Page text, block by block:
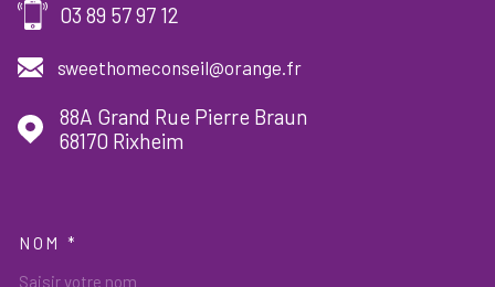
03 89 57 97 12
sweethomeconseil@orange.fr
88A Grand Rue Pierre Braun
68170
Rixheim
NOM *